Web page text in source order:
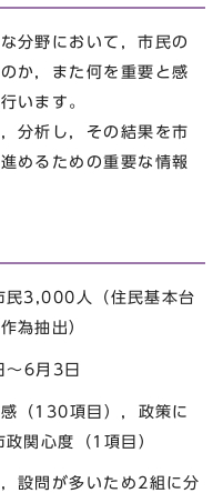
分野において，市民の
か，また何を重要と感
います。
分析し，その結果を市
めるための重要な情報
民3,000人（住民基本台
為抽出）
～6月3日
（130項目），政策に
関心度（1項目）
設問が多いため2組に分